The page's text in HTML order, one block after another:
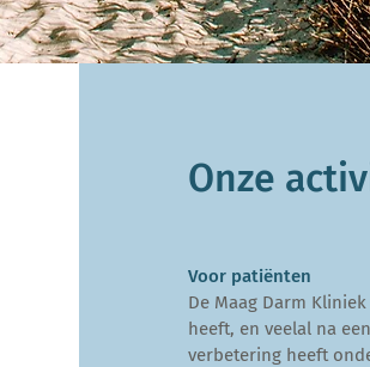
Onze
Voor patiënten
De Maag Darm
heeft, en veelal na
verbetering heeft